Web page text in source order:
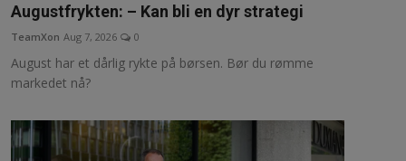
Augustfrykten: – Kan bli en dyr strategi
TeamXon Aug 7, 2026 0
August har et dårlig rykte på børsen. Bør du rømme
markedet nå?